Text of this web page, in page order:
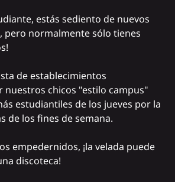
estás sediento de nuevos
pero normalmente sólo tienes
de establecimientos
chicos "estilo campus"
estudiantiles de los jueves por la
de los fines de semana.
empedernidos, ¡la velada puede
discoteca!